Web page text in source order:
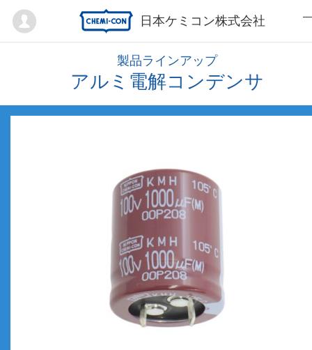
日本ケミコン株式会社
Mypage
製品ラインアップ
アルミ電解コンデンサ